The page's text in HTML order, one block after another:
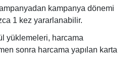
kampanya dönemi
1 kez yararlanabilir.
yüklemeleri, harcama
sonra harcama yapılan karta